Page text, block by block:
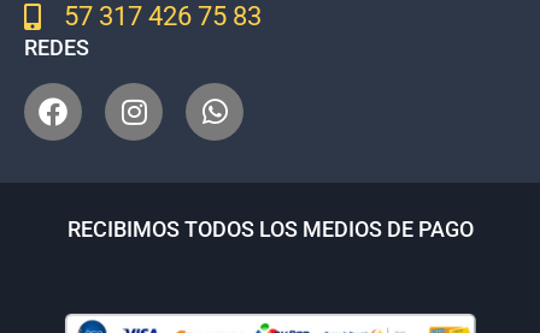
57 317 426 75 83
REDES
RECIBIMOS TODOS LOS MEDIOS DE PAGO